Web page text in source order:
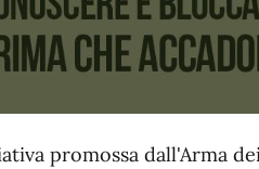
promossa dall'Arma